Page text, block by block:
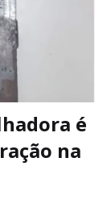
é
na